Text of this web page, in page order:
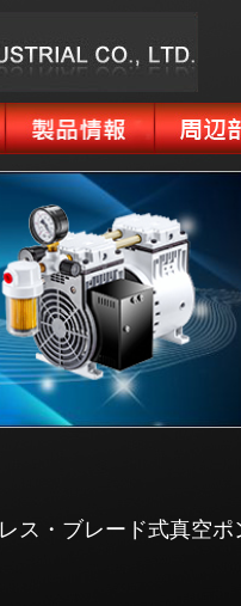
ス・ブレード式真空ポ